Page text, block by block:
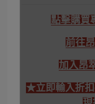
點擊購買
前往
加入昂
★立即輸入折扣